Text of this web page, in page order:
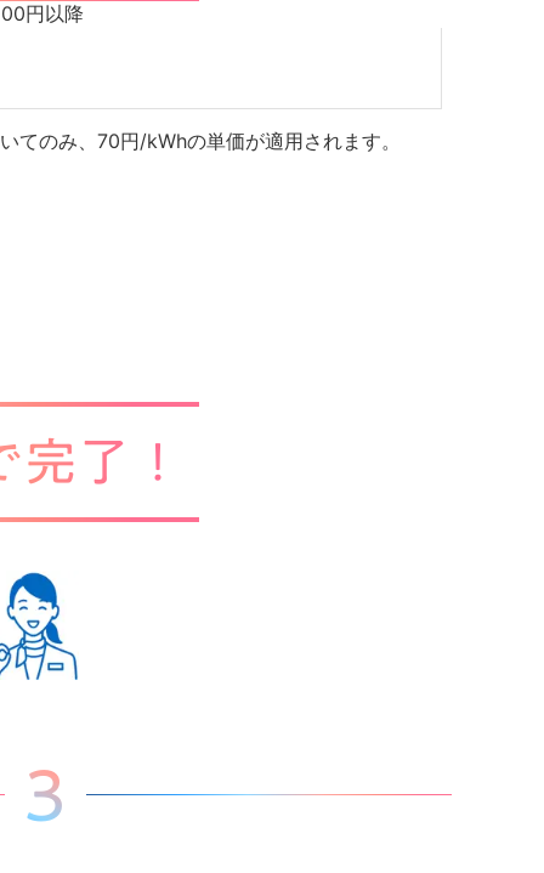
円以降
てのみ、70円/kWhの単価が適用されます。
了！
3